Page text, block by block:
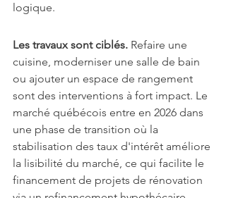
logique.
Les travaux sont ciblés. Refaire une
cuisine, moderniser une salle de bain
ou ajouter un espace de rangement
sont des interventions à fort impact. Le
marché québécois entre en 2026 dans
une phase de transition où la
stabilisation des taux d'intérêt améliore
la lisibilité du marché, ce qui facilite le
financement de projets de rénovation